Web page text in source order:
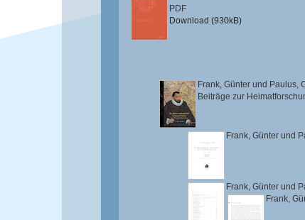
PDF
Download (930kB)
Frank, Günter und Paulus,
Beiträge zur
Frank, Günter und
Frank, Günter und
Frank,